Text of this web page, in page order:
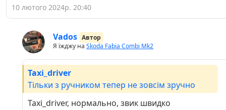
10 лютого 2024р. 20:40
Vados Автор
Я їжджу на Skoda Fabia Combi Mk2
Taxi_driver
Тільки з ручником тепер не зовсім зручно
Taxi_driver, нормально, звик швидко